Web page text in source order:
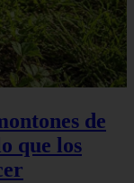
de
que los